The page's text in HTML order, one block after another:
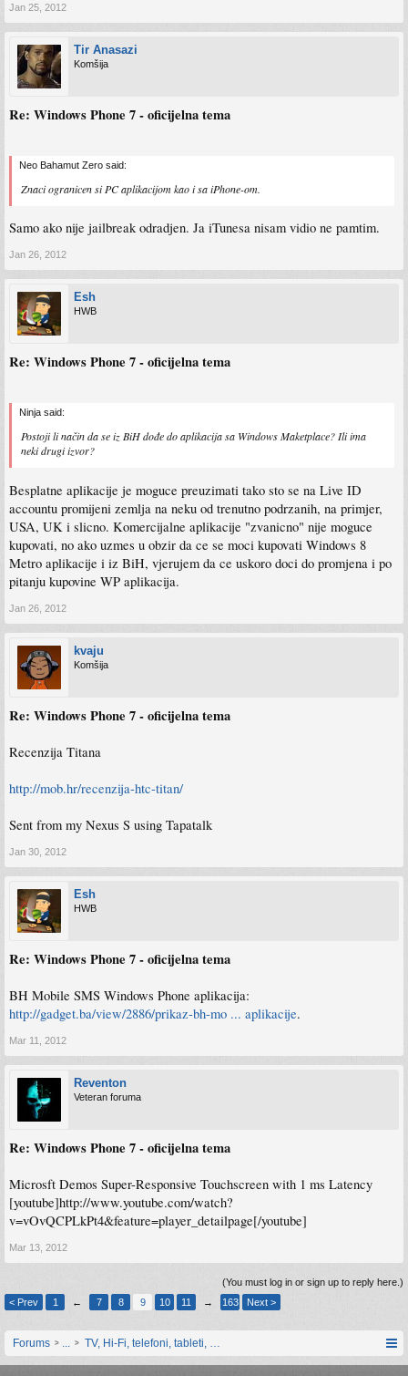
Jan 25, 2012
Tir Anasazi
Komšija
Re: Windows Phone 7 - oficijelna tema
Neo Bahamut Zero said:
Znaci ogranicen si PC aplikacijom kao i sa iPhone-om.
Samo ako nije jailbreak odradjen. Ja iTunesa nisam vidio ne pamtim.
Jan 26, 2012
Esh
HWB
Re: Windows Phone 7 - oficijelna tema
Ninja said:
Postoji li način da se iz BiH dođe do aplikacija sa Windows Maketplace? Ili ima
neki drugi izvor?
Besplatne aplikacije je moguce preuzimati tako sto se na Live ID
accountu promijeni zemlja na neku od trenutno podrzanih, na primjer,
USA, UK i slicno. Komercijalne aplikacije "zvanicno" nije moguce
kupovati, no ako uzmes u obzir da ce se moci kupovati Windows 8
Metro aplikacije i iz BiH, vjerujem da ce uskoro doci do promjena i po
pitanju kupovine WP aplikacija.
Jan 26, 2012
kvaju
Komšija
Re: Windows Phone 7 - oficijelna tema
Recenzija Titana
http://mob.hr/recenzija-htc-titan/
Sent from my Nexus S using Tapatalk
Jan 30, 2012
Esh
HWB
Re: Windows Phone 7 - oficijelna tema
BH Mobile SMS Windows Phone aplikacija:
http://gadget.ba/view/2886/prikaz-bh-mo ... aplikacije.
Mar 11, 2012
Reventon
Veteran foruma
Re: Windows Phone 7 - oficijelna tema
Microsft Demos Super-Responsive Touchscreen with 1 ms Latency
[youtube]http://www.youtube.com/watch?
v=vOvQCPLkPt4&feature=player_detailpage[/youtube]
Mar 13, 2012
(You must log in or sign up to reply here.)
< Prev
1 ← 7 8 9 10 11 → 163 Next >
Forums TV, Hi-Fi, telefoni, tableti, satovi, IoT oprema